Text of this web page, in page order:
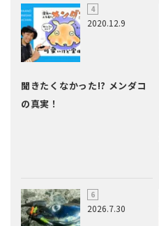
2020.12.9
聞きたくなかった!? メンダコ
の真実！
2026.7.30